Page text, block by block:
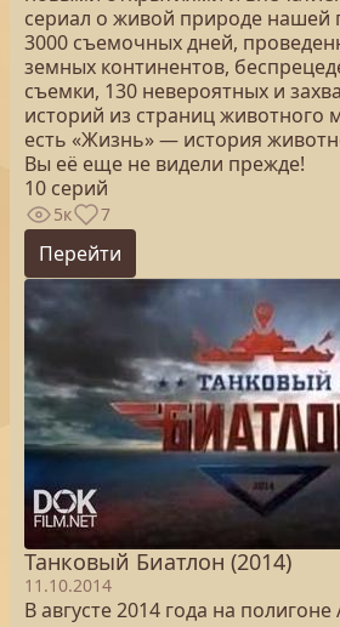
сериал о живой природе нашей
3000 съемочных дней,
земных континентов,
съемки, 130 невероятных и
историй из страниц животного
есть «Жизнь» — история
Вы её еще не видели прежде!
10 серий
5к 7
Перейти
Танковый Биатлон (2014)
11.10.2014
В августе 2014 года на